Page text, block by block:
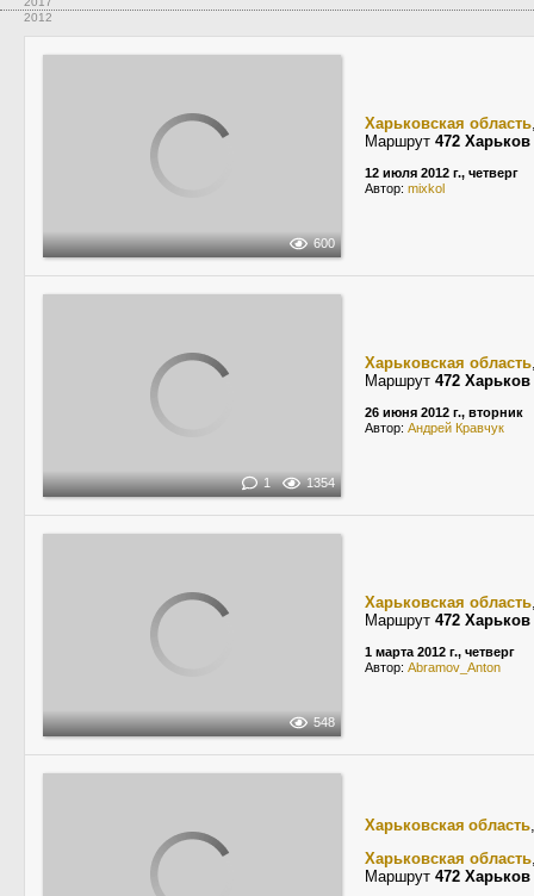
2012
600
Харьковская область
Маршрут 472
12 июля 2012 г., четверг
Автор: mixkol
1 1354
Харьковская область
Маршрут 472
26 июня 2012 г., вторник
Автор: Андрей Кравчук
548
Харьковская область
Маршрут 472
1 марта 2012 г., четверг
Автор: Abramov_Anton
Харьковская область
Харьковская область
Маршрут 472